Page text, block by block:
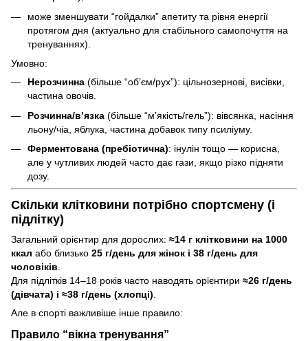
може зменшувати “гойдалки” апетиту та рівня енергії
протягом дня (актуально для стабільного самопочуття на
тренуваннях).
Умовно:
Нерозчинна (більше “об’єм/рух”): цільнозернові, висівки,
частина овочів.
Розчинна/в’язка (більше “м’якість/гель”): вівсянка, насіння
льону/чіа, яблука, частина добавок типу псиліуму.
Ферментована (пребіотична): інулін тощо — корисна,
але у чутливих людей часто дає гази, якщо різко підняти
дозу.
Скільки клітковини потрібно спортсмену (і
підлітку)
Загальний орієнтир для дорослих: ≈14 г клітковини на 1000
ккал або близько 25 г/день для жінок і 38 г/день для
чоловіків
Для підлітків 14–18 років часто наводять орієнтири ≈26 г/день
(дівчата) і ≈38 г/день (хлопці)
Але в спорті важливіше інше правило:
Правило “вікна тренування”